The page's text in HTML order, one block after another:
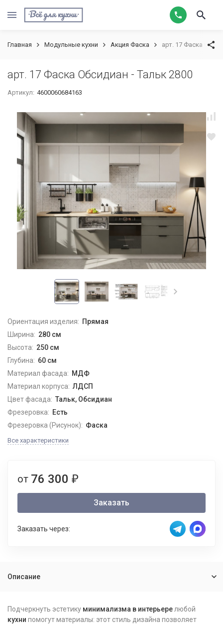
Главная Модульные кухни Акция Фаска арт. 17 Фаска
арт. 17 Фаска Обсидиан - Тальк 2800
Артикул: 4600060684163
Ориентация изделия: Прямая
Ширина: 280 см
Высота: 250 см
Глубина: 60 см
Материал фасада: МДФ
Материал корпуса: ЛДСП
Цвет фасада: Тальк, Обсидиан
Фрезеровка: Есть
Фрезеровка (Рисунок): Фаска
Все характеристики
от 76 300 ₽
Заказать
Заказать через:
Описание
Подчеркнуть эстетику минимализма в интерьере любой
кухни помогут материалы: этот стиль дизайна позволяет